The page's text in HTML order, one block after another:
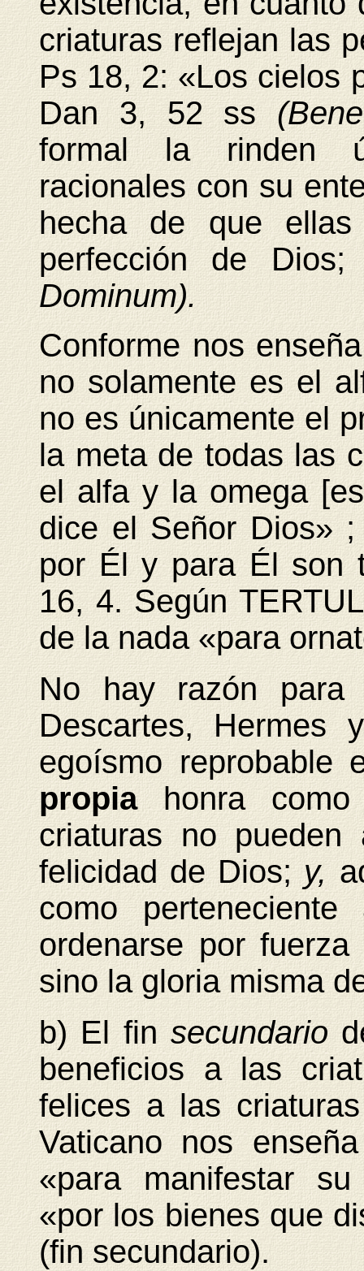
criaturas reflejan las
Ps 18, 2: «Los cielos
Dan 3, 52 ss
formal la rinden
racionales con su
hecha de que
perfección de
Dominum).
Conforme nos
no solamente es el
no es únicamente el
la meta de todas las
el alfa y la omega
dice el Señor Dios»
por Él y para Él son
16, 4. Según
de la nada «para
No hay razón para
Descartes, Hermes
egoísmo reprobable
propia honra
criaturas no
felicidad de Dios;y,
como
ordenarse por
sino la gloria misma
b) El finsecundario
beneficios a las
felices a las
Vaticano nos
«para manifestar
«por los bienes que
(fin secundario).